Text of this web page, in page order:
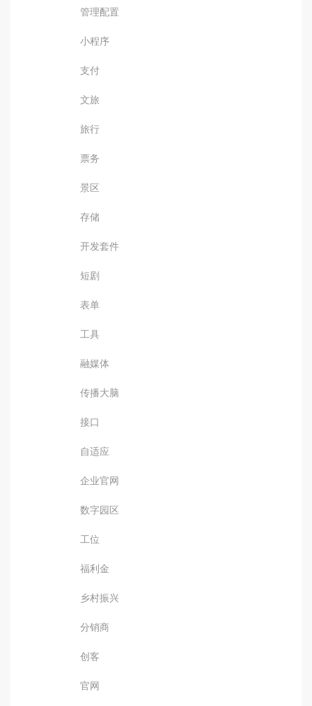
管理配置
小程序
支付
文旅
旅行
票务
景区
存储
开发套件
短剧
表单
工具
融媒体
传播大脑
接口
自适应
企业官网
数字园区
工位
福利金
乡村振兴
分销商
创客
官网